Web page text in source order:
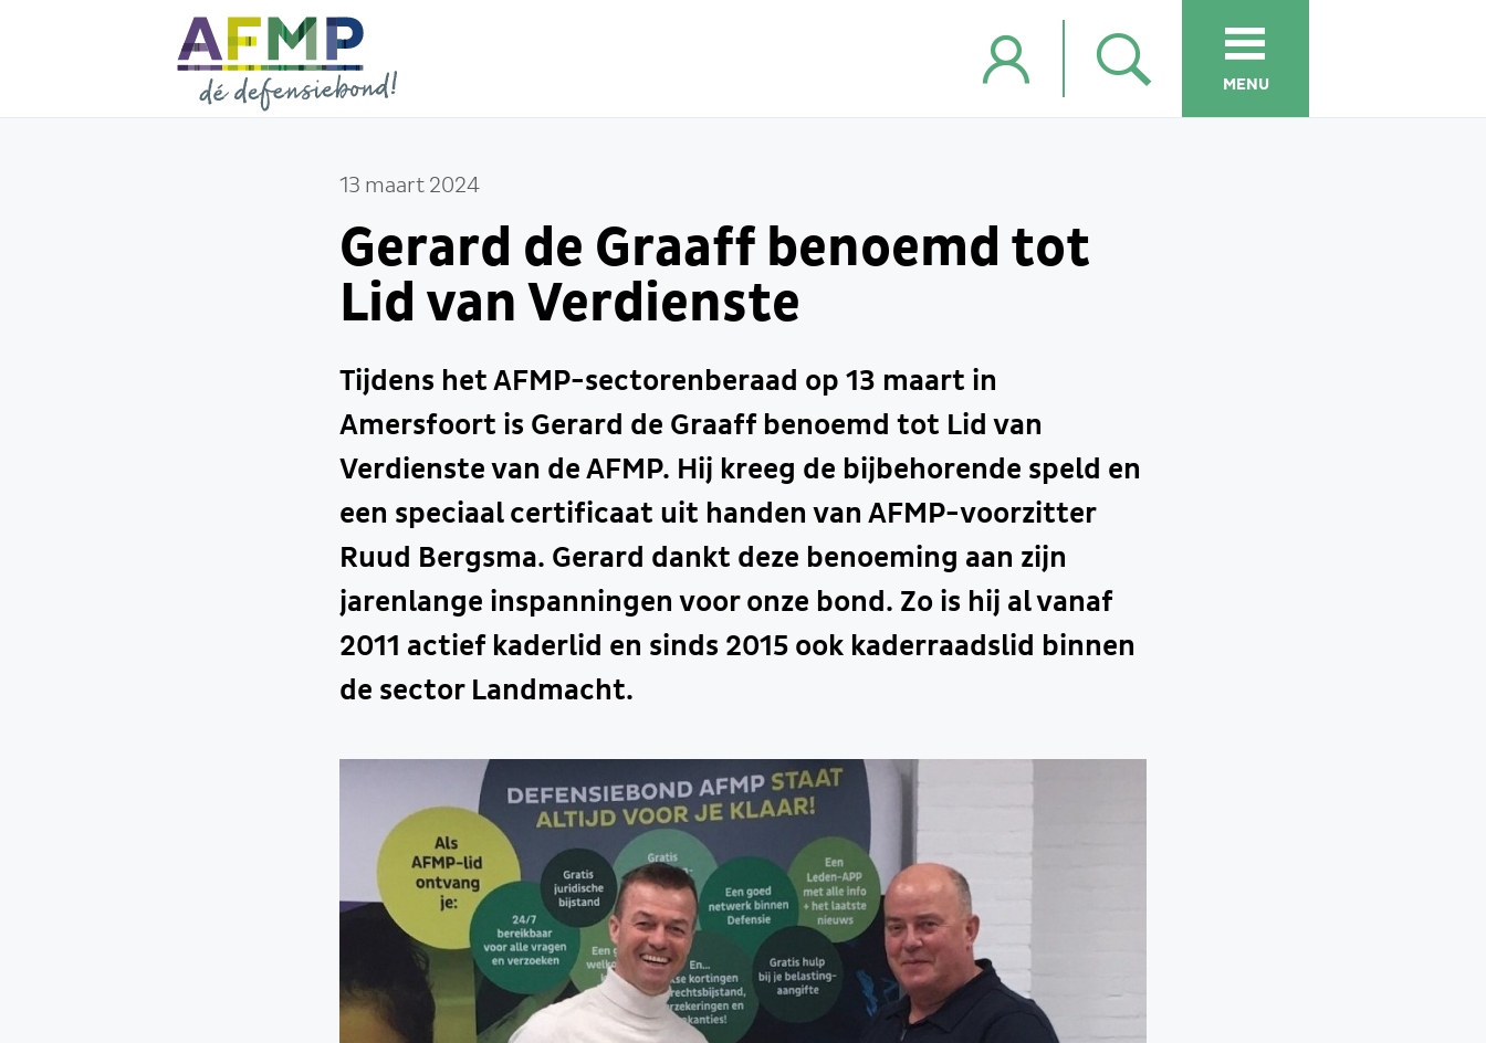
MENU
13 maart 2024
Gerard de Graaff benoemd tot
Lid van Verdienste
Tijdens het AFMP-sectorenberaad op 13 maart in
Amersfoort is Gerard de Graaff benoemd tot Lid van
Verdienste van de AFMP. Hij kreeg de bijbehorende speld en
een speciaal certificaat uit handen van AFMP-voorzitter
Ruud Bergsma. Gerard dankt deze benoeming aan zijn
jarenlange inspanningen voor onze bond. Zo is hij al vanaf
2011 actief kaderlid en sinds 2015 ook kaderraadslid binnen
de sector Landmacht.